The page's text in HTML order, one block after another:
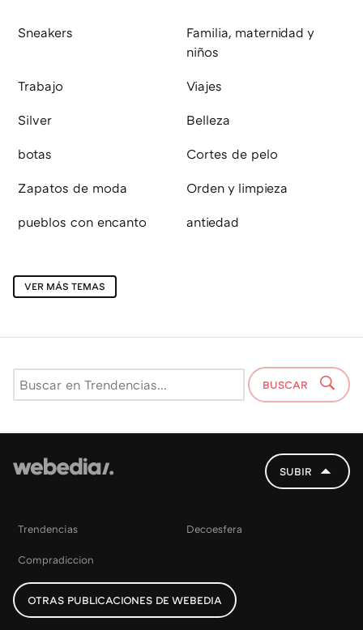
Sneakers
Familia, maternidad y
niños
Trabajo Viajes
Silver Belleza
botas Cortes de pelo
Zapatos de moda Orden y limpieza
pueblos con encanto antiedad
VER MÁS TEMAS
BUSCAR
SUBIR
Trendencias Decoesfera
Compradiccion
OTRAS PUBLICACIONES DE WEBEDIA